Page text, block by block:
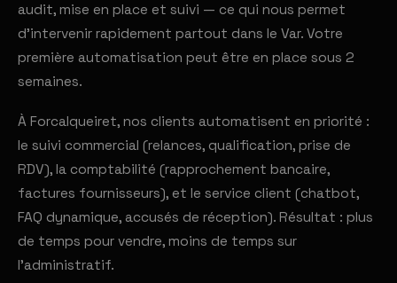
audit, mise en place et suivi — ce qui nous permet
d'intervenir rapidement partout dans le Var. Votre
première automatisation peut être en place sous 2
semaines.
À Forcalqueiret, nos clients automatisent en priorité :
le suivi commercial (relances, qualification, prise de
RDV), la comptabilité (rapprochement bancaire,
factures fournisseurs), et le service client (chatbot,
FAQ dynamique, accusés de réception). Résultat : plus
de temps pour vendre, moins de temps sur
l'administratif.